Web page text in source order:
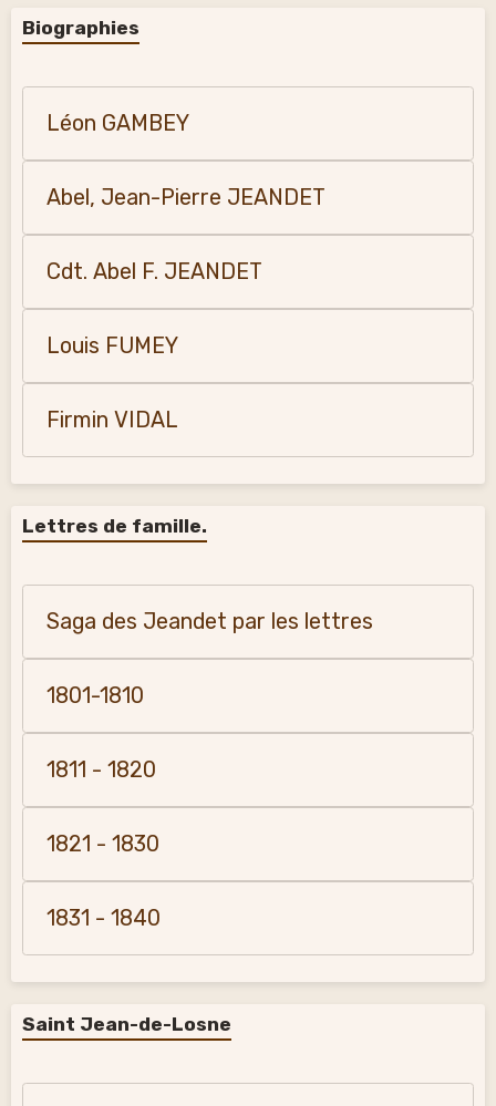
Biographies
Léon GAMBEY
Abel, Jean-Pierre JEANDET
Cdt. Abel F. JEANDET
Louis FUMEY
Firmin VIDAL
Lettres de famille.
Saga des Jeandet par les lettres
1801-1810
1811 - 1820
1821 - 1830
1831 - 1840
Saint Jean-de-Losne